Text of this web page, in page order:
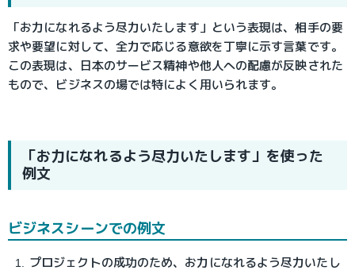
「お力になれるよう尽力いたします」という表現は、相手の要
求や要望に対して、全力で応じる意欲を丁寧に示す言葉です。
この表現は、日本のサービス精神や他人への配慮が反映された
もので、ビジネスの場では特によく用いられます。
「お力になれるよう尽力いたします」を使った
例文
ビジネスシーンでの例文
プロジェクトの成功のため、お力になれるよう尽力いたし